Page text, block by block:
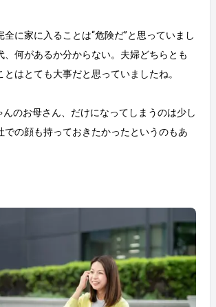
に家に入ることは“危険だ”と思っていまし
、何があるか分からない。夫婦どちらとも
とはとても大事だと思っていましたね。
のお母さん、だけになってしまうのは少し
での顔も持っておきたかったというのもあ